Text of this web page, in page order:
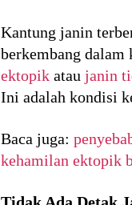
Kantung janin
berkembang dalam
ektopik atau janin
Ini adalah kondisi
Baca juga:
kehamilan ektopik